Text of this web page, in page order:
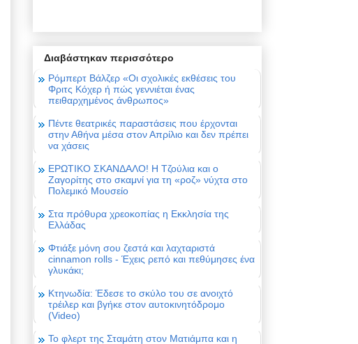
Διαβάστηκαν περισσότερο
Ρόμπερτ Βάλζερ «Οι σχολικές εκθέσεις του
Φριτς Κόχερ ή πώς γεννιέται ένας
πειθαρχημένος άνθρωπος»
Πέντε θεατρικές παραστάσεις που έρχονται
στην Αθήνα μέσα στον Απρίλιο και δεν πρέπει
να χάσεις
ΕΡΩΤΙΚΟ ΣΚΑΝΔΑΛΟ! Η Τζούλια και ο
Ζαγορίτης στο σκαμνί για τη «ροζ» νύχτα στο
Πολεμικό Μουσείο
Στα πρόθυρα χρεοκοπίας η Εκκλησία της
Ελλάδας
Φτιάξε μόνη σου ζεστά και λαχταριστά
cinnamon rolls - Έχεις ρεπό και πεθύμησες ένα
γλυκάκι;
Κτηνωδία: Έδεσε το σκύλο του σε ανοιχτό
τρέιλερ και βγήκε στον αυτοκινητόδρομο
(Video)
Το φλερτ της Σταμάτη στον Ματιάμπα και η